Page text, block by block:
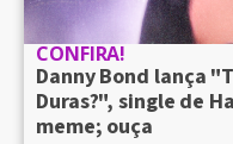
CONFIRA!
Danny Bond lança
Duras?", single de
meme; ouça